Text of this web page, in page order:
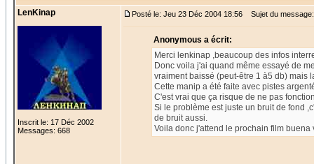
LenKinap
Inscrit le: 17 Déc 2002
Messages: 668
Posté le: Jeu 23 Déc 2004 18:56 Sujet du message:
Anonymous a écrit:
Merci lenkinap ,beaucoup des infos
Donc voila j'ai quand même essayé de
vraiment baissé (peut-être 1 à5 db) mais
Cette manip a été faite avec pistes
C'est vrai que ça risque de ne pas
Si le problème est juste un bruit de fond
de bruit aussi.
Voila donc j'attend le prochain film